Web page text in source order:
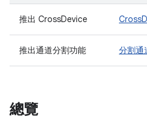
推出 CrossDevice
推出通道分割功能 分割通
總覽